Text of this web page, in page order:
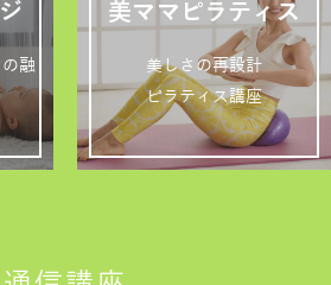
融
美ママピラティス
美しさの再設計
ピラティス講座